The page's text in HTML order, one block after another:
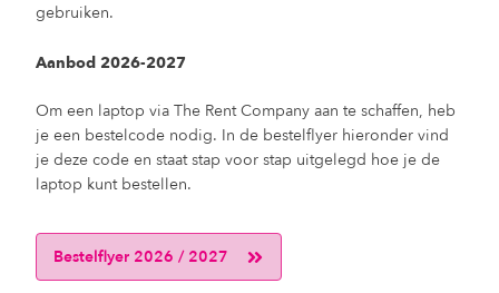
gebruiken.
Aanbod 2026-2027
Om een laptop via The Rent Company aan te schaffen, heb
je een bestelcode nodig. In de bestelflyer hieronder vind
je deze code en staat stap voor stap uitgelegd hoe je de
laptop kunt bestellen.
Bestelflyer 2026 / 2027